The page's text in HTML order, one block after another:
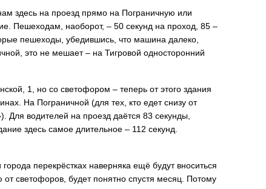
здесь на проезд прямо на Пограничную или
Пешеходам, наоборот, – 50 секунд на проход, 85 –
пешеходы, убедившись, что машина далеко,
это не мешает – на Тигровой односторонний
1, но со светофором – теперь от этого здания
На Пограничной (для тех, кто едет снизу от
Для водителей на проезд даётся 83 секунды,
здесь самое длительное – 112 секунд.
перекрёстках наверняка ещё будут вноситься
светофоров, будет понятно спустя месяц. Потому